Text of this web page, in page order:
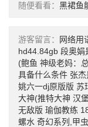
随便看看： 黑裙鱼
游客留言： 网络用
hd44.84gb 段奥娟
(鲍鱼 神级老妈：
具备什么条件 张
姚六一dj原版版 苏
大神(推特大神 汉
无敌版 瑜伽教练
螺水 奇幻系列,甲